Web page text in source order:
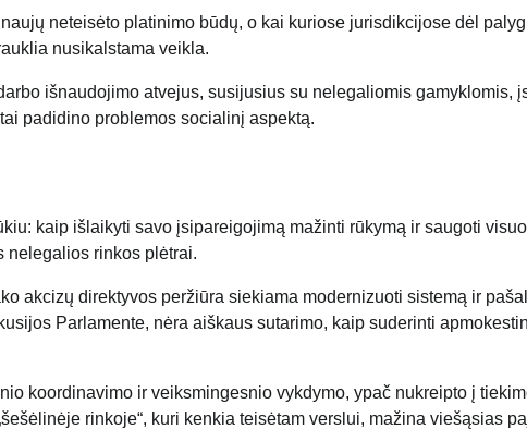
neteisėto platinimo būdų, o kai kuriose jurisdikcijose dėl
nusikalstama veikla.
išnaudojimo atvejus, susijusius su nelegaliomis gamyklomis,
padidino problemos socialinį aspektą.
kaip išlaikyti savo įsipareigojimą mažinti rūkymą ir saugoti
nelegalios rinkos plėtrai.
akcizų direktyvos peržiūra siekiama modernizuoti sistemą ir
Parlamente, nėra aiškaus sutarimo, kaip suderinti
koordinavimo ir veiksmingesnio vykdymo, ypač nukreipto į
rinkoje“, kuri kenkia teisėtam verslui, mažina viešąsias